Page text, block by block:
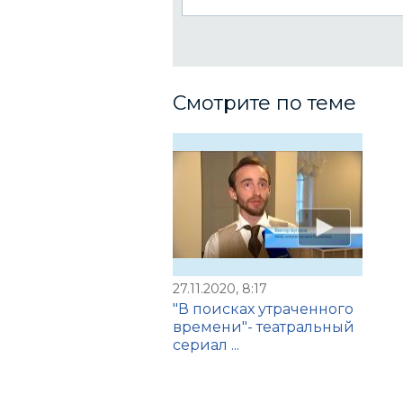
Смотрите по теме
27.11.2020, 8:17
"В поисках утраченного
времени"- театральный
сериал ...